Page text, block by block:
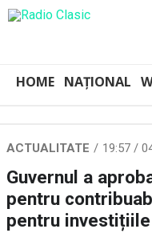
HOME NAȚIONAL
ACTUALITATE 19:57 /
Guvernul a
pentru
pentru